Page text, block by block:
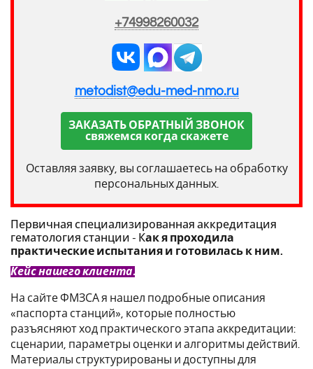
+74998260032
metodist@edu-med-nmo.ru
ЗАКАЗАТЬ ОБРАТНЫЙ ЗВОНОК
свяжемся когда скажете
Оставляя заявку, вы соглашаетесь на обработку
персональных данных.
Первичная специализированная аккредитация
гематология станции - Как я проходила
практические испытания и готовилась к ним.
Кейс нашего клиента.
На сайте ФМЗСА я нашел подробные описания
«паспорта станций», которые полностью
разъясняют ход практического этапа аккредитации:
сценарии, параметры оценки и алгоритмы действий.
Материалы структурированы и доступны для